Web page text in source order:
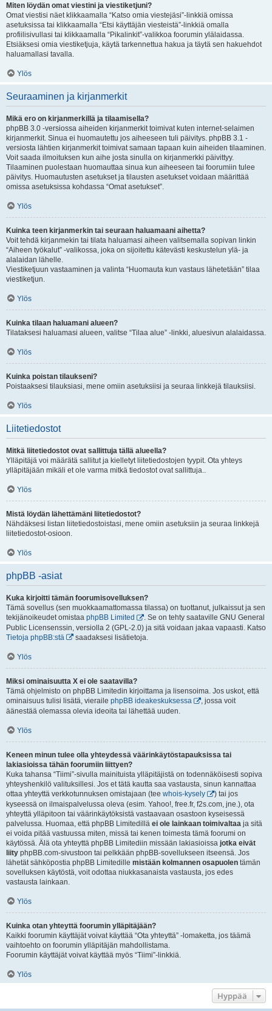
Miten löydän omat viestini ja viestiketjuni?
Omat viestisi näet klikkaamalla “Katso omia viestejäsi”-linkkiä omissa
asetuksissa tai klikkaamalla “Etsi käyttäjän viesteistä”-linkkiä omalla
profiilisivullasi tai klikkaamalla “Pikalinkit”-valikkoa foorumin ylälaidassa.
Etsiäksesi omia viestiketjuja, käytä tarkennettua hakua ja täytä sen hakuehdot
haluamallasi tavalla.
Ylös
Seuraaminen ja kirjanmerkit
Mikä ero on kirjanmerkillä ja tilaamisella?
phpBB 3.0 -versiossa aiheiden kirjanmerkit toimivat kuten internet-selaimen
kirjanmerkit. Sinua ei huomautettu jos aiheeseen tuli päivitys. phpBB 3.1 -
versiosta lähtien kirjanmerkit toimivat samaan tapaan kuin aiheiden tilaaminen.
Voit saada ilmoituksen kun aihe josta sinulla on kirjanmerkki päivittyy.
Tilaaminen puolestaan huomauttaa sinua kun aiheeseen tai foorumiin tulee
päivitys. Huomautusten asetukset ja tilausten asetukset voidaan määrittää
omissa asetuksissa kohdassa “Omat asetukset”.
Ylös
Kuinka teen kirjanmerkin tai seuraan haluamaani aihetta?
Voit tehdä kirjanmekin tai tilata haluamasi aiheen valitsemalla sopivan linkin
“Aiheen työkalut” -valikossa, joka on sijoitettu kätevästi keskustelun ylä- ja
alalaidan lähelle.
Viestiketjuun vastaaminen ja valinta “Huomauta kun vastaus lähetetään” tilaa
viestiketjun.
Ylös
Kuinka tilaan haluamani alueen?
Tilataksesi haluamasi alueen, valitse “Tilaa alue” -linkki, aluesivun alalaidassa.
Ylös
Kuinka poistan tilaukseni?
Poistaaksesi tilauksiasi, mene omiin asetuksiisi ja seuraa linkkejä tilauksiisi.
Ylös
Liitetiedostot
Mitkä liitetiedostot ovat sallittuja tällä alueella?
Ylläpitäjä voi määrätä sallitut ja kielletyt liitetiedostojen tyypit. Ota yhteys
ylläpitäjään mikäli et ole varma mitkä tiedostot ovat sallittuja..
Ylös
Mistä löydän lähettämäni liitetiedostot?
Nähdäksesi listan liitetiedostoistasi, mene omiin asetuksiin ja seuraa linkkejä
liitetiedostot-osioon.
Ylös
phpBB -asiat
Kuka kirjoitti tämän foorumisovelluksen?
Tämä sovellus (sen muokkaamattomassa tilassa) on tuottanut, julkaissut ja sen
tekijänoikeudet omistaa phpBB Limited
. Se on tehty saataville GNU General
Public Licensenssin, versiolla 2 (GPL-2.0) ja sitä voidaan jakaa vapaasti. Katso
Tietoja phpBB:stä
saadaksesi lisätietoja.
Ylös
Miksi ominaisuutta X ei ole saatavilla?
Tämä ohjelmisto on phpBB Limitedin kirjoittama ja lisensoima. Jos uskot, että
ominaisuus tulisi lisätä, vieraile phpBB ideakeskuksessa
, jossa voit
äänestää olemassa olevia ideoita tai lähettää uuden.
Ylös
Keneen minun tulee olla yhteydessä väärinkäytöstapauksissa tai
lakiasioissa tähän foorumiin liittyen?
Kuka tahansa “Tiimi”-sivulla mainituista ylläpitäjistä on todennäköisesti sopiva
yhteyshenkilö valituksillesi. Jos et tätä kautta saa vastausta, sinun kannattaa
ottaa yhteyttä verkkotunnuksen omistajaan (tee whois-kysely
) tai jos
kyseessä on ilmaispalvelussa oleva (esim. Yahoo!, free.fr, f2s.com, jne.), ota
yhteyttä ylläpitoon tai väärinkäytöksistä vastaavaan osastoon kyseisessä
palvelussa. Huomaa, että phpBB Limitedillä ei ole lainkaan toimivaltaa ja sitä
ei voida pitää vastuussa miten, missä tai kenen toimesta tämä foorumi on
käytössä. Älä ota yhteyttä phpBB Limitediin missään lakiasioissa jotka eivät
liity phpBB.com-sivustoon tai pelkkään phpBB-sovellukseen itseensä. Jos
lähetät sähköpostia phpBB Limitedille mistään kolmannen osapuolen tämän
sovelluksen käytöstä, voit odottaa niukkasanaista vastausta, jos edes
vastausta lainkaan.
Ylös
Kuinka otan yhteyttä foorumin ylläpitäjään?
Kaikki foorumin käyttäjät voivat käyttää “Ota yhteyttä” -lomaketta, jos täämä
vaihtoehto on foorumin ylläpitäjän mahdollistama.
Foorumin käyttäjät voivat käyttää myös “Tiimi”-linkkiä.
Ylös
Hyppää